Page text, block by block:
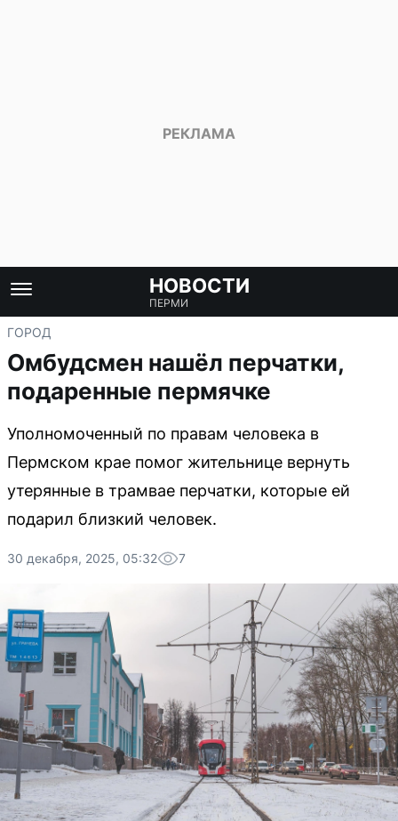
НОВОСТИ
ПЕРМИ
ГОРОД
Омбудсмен нашёл перчатки,
подаренные пермячке
Уполномоченный по правам человека в
Пермском крае помог жительнице вернуть
утерянные в трамвае перчатки, которые ей
подарил близкий человек.
30 декабря, 2025, 05:32 7